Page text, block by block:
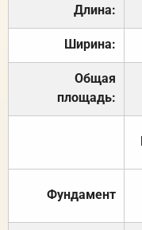
Длина:
Ширина:
Общая
площадь:
Фундамент